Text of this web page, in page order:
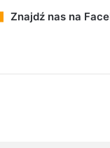
Znajdź nas na